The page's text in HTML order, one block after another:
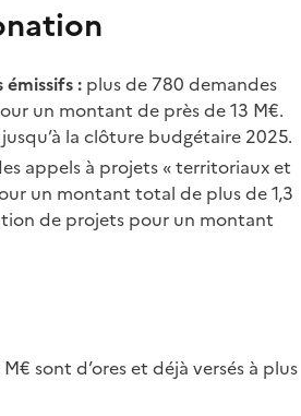
: plus de 780 demandes
un montant de près de 13 M€.
la clôture budgétaire 2025.
appels à projets « territoriaux et
un montant total de plus de 1,3
de projets pour un montant
sont d’ores et déjà versés à plus